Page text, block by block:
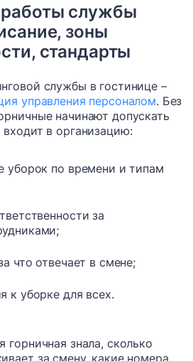
службы
зоны
стандарты
службы в гостинице –
управления персоналом. Без
начинают допускать
в организацию:
уборок по времени и типам
за
что отвечает в смене;
к уборке для всех.
знала, сколько
за смену, какие номера